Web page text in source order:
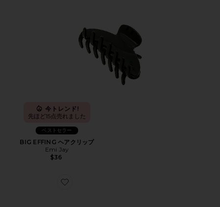
今トレンド!
先ほど15点売れました
ベストセラー
BIG EFFING ヘアクリップ
Emi Jay
$36
Favorite LASER PRO STARTER KIT レーザープロ